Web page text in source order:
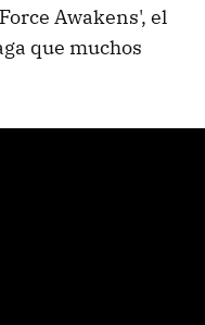
Awakens', el
que muchos